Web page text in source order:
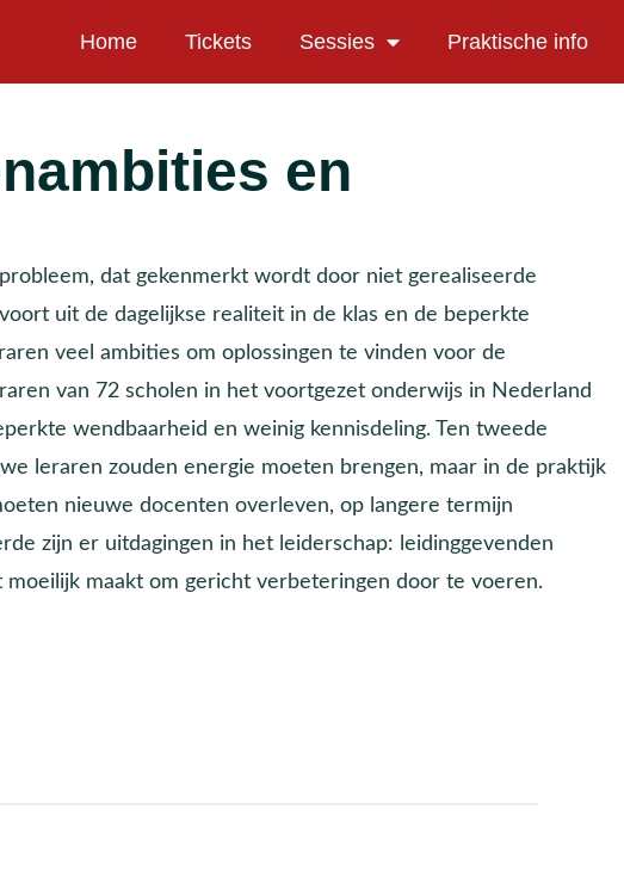
Home
Tickets Sessies Praktische info
en
dat gekenmerkt wordt door niet gerealiseerde
uit de dagelijkse realiteit in de klas en de beperkte
veel ambities om oplossingen te vinden voor de
van 72 scholen in het voortgezet onderwijs in Nederland
wendbaarheid en weinig kennisdeling. Ten tweede
leraren zouden energie moeten brengen, maar in de praktijk
nieuwe docenten overleven, op langere termijn
zijn er uitdagingen in het leiderschap: leidinggevenden
maakt om gericht verbeteringen door te voeren.